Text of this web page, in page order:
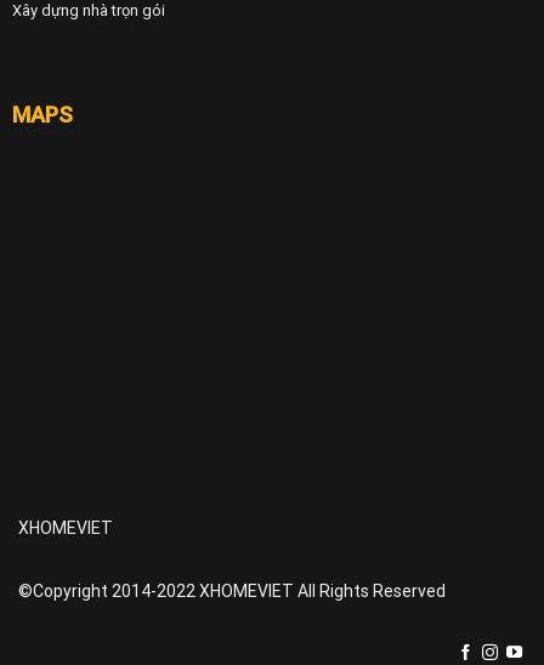
Xây dựng nhà trọn gói
MAPS
XHOMEVIET
©Copyright 2014-2022 XHOMEVIET All Rights Reserved